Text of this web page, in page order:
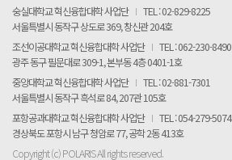
숭실대학교 혁신융합대학 사업단 I TEL : 02-829-8225
서울특별시 동작구 상도로 369, 창신관 204호
조선이공대학교 혁신융합대학 사업단 I TEL : 062-230-8490
광주 동구 필문대로 309-1, 본부동 4층 0401-1호
중앙대학교 혁신융합대학 사업단 I TEL : 02-881-7301
서울특별시 동작구 흑석로 84, 207관 105호
포항공과대학교 혁신융합대학 사업단 I TEL : 054-279-5074
경상북도 포항시 남구 청암로 77, 공학 2동 413호
Copyright (c) POLARIS All rights reserved.